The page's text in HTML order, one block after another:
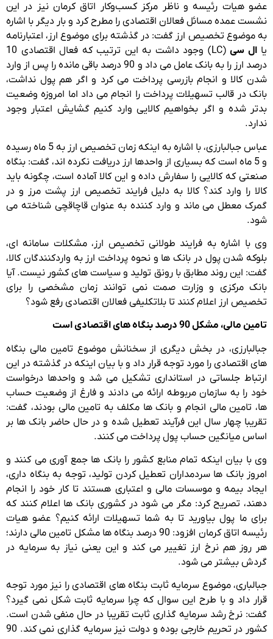
عضو هیات رئیسه و ناظر مرکز کسب‌وکار اتاق کرمان نیز در این
نشست عمده مسائل فعالان اقتصادی را مطرح کرد و بار دیگر با اشاره
به موضوع تخصیص ارز گفت: در گذشته برای موضوع ارز، اعتبارنامه
یاال سی
(LC) وجود داشت به این ترتیب که فعال اقتصادی 10
درصد ارز را به بانک عامل می داد و 90 درصد باقی مانده را پس از وارد
شدن کالا و انجام بازرسی پرداخت می کرد و اگر هم پول نداشت،
بانک در قالب تسهیلات پرداخت را انجام می داد اما امروزه وضعیت
بدتر شده و اگر بخواهیم کالایی وارد کنیم گشایش اعتبار وجود
ندارد.
عباس جبالبارزی، با اشاره به اینکه زمان تخصیص ارز به 5 ماه رسیده
و 5 ماه است که بسیاری از واحدها ارز دریافت نکرده اند، گفت: بنگاه
صنعتی که کالایی را سفارش داده و این کالا آماده است، چگونه باید
کالا را وارد کند؟ کالا به دلیل فرایند تخصیص ارز پشت مرز و در
گمرک معطل می ماند و وارد کننده به عنوان قاچاقچی شناخته می
شود.
وی با اشاره به فرایند طولانی تخصیص ارز، مشکلات سامانه ای،
بلوکه شدن پول در بانک ها و نحوه پرداخت ارز به واردکنندگان کالا،
گفت: این روند مطابق با رونق تولید و سیاست های کشور نیست. آیا
بانک مرکزی و وزارت صمت نمی توانند زمان مشخصی را برای
تخصیص ارز اعلام کنند تا بلاتکلیفی فعالان اقتصادی رفع شود؟
تامین مالی، مشکل 90 درصد بنگاه های اقتصادی است
جبالبارزی، در بخش دیگری از سخنانش موضوع تامین مالی بنگاه
های اقتصادی را مورد توجه قرار داد و با بیان اینکه در گذشته در این
ارتباط جلساتی در استانداری تشکیل می شد و واحدها درخواست
خود را به سازمان مربوطه ارائه می دادند و فارغ از وضعیت حساب
ها، تامین مالی انجام و بانک ها مکلف به تامین مالی بودند، گفت:
تقریبا چهار سال این فرآیند تعطیل شده و در حال حاضر بانک ها بر
اساس میانگین حساب پول پرداخت می کنند.
وی با بیان اینکه تمام منابع کشور را بانک ها جمع آوری می کنند و
امروز بانک ها سردمداران تعطیل کردن تولید، توجه به بنگاه داری،
ایجاد بیمه و موسسات مالی و اعتباری هستند تا کار خود را انجام
دهند، تصریح کرد: مگر می شود در کشوری بانک ها اعلام کنند که
برای ما پول بیاورید تا به شما تسهیلات ارائه کنیم؟ عضو هیات
رئیسه اتاق کرمان افزود: 90 درصد بنگاه ها مشکل تامین مالی دارند؛
هر روز هم نرخ ارز تغییر می کند و این یعنی نیاز به سرمایه در
گردش بیشتر می شود.
جبالباری، موضوع سرمایه ثابت بنگاه های اقتصادی را نیز مورد توجه
قرار داد و با طرح این سوال که چرا سرمایه ثابت شکل نمی گیرد؟
گفت: نرخ رشد سرمایه گذاری ثابت تقریبا در حال منفی شدن است.
کشور در تحریم خارجی بوده و دولت نیز سرمایه گذاری نمی کند. 90